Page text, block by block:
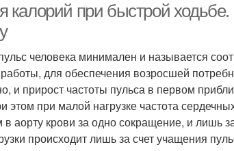
калорий при быстрой
человека минимален и называется
для обеспечения возросшей
и прирост частоты пульса в первом
при малой нагрузке частота
аорту крови за одно сокращение, и лишь
происходит лишь за счет учащения